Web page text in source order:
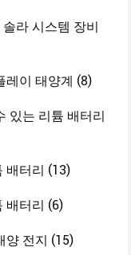
라 시스템 장비
레이 태양계 (8)
있는 리튬 배터리
배터리 (13)
배터리 (6)
양 전지 (15)